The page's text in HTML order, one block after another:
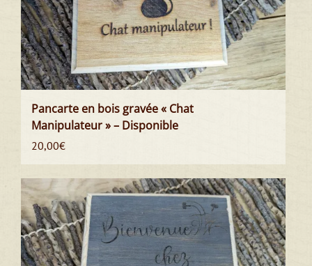
Pancarte en bois gravée « Chat
Manipulateur » – Disponible
20,00€